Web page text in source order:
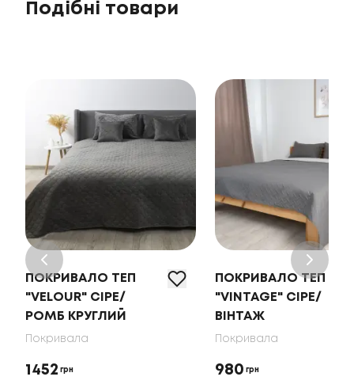
Подібні товари
ПОКРИВАЛО ТЕП
"VELOUR" СІРЕ/
РОМБ КРУГЛИЙ
Покривала
1452 грн
ПОКРИВАЛО ТЕП
"VINTAGE" СІРЕ/
ВІНТАЖ
Покривала
980 грн